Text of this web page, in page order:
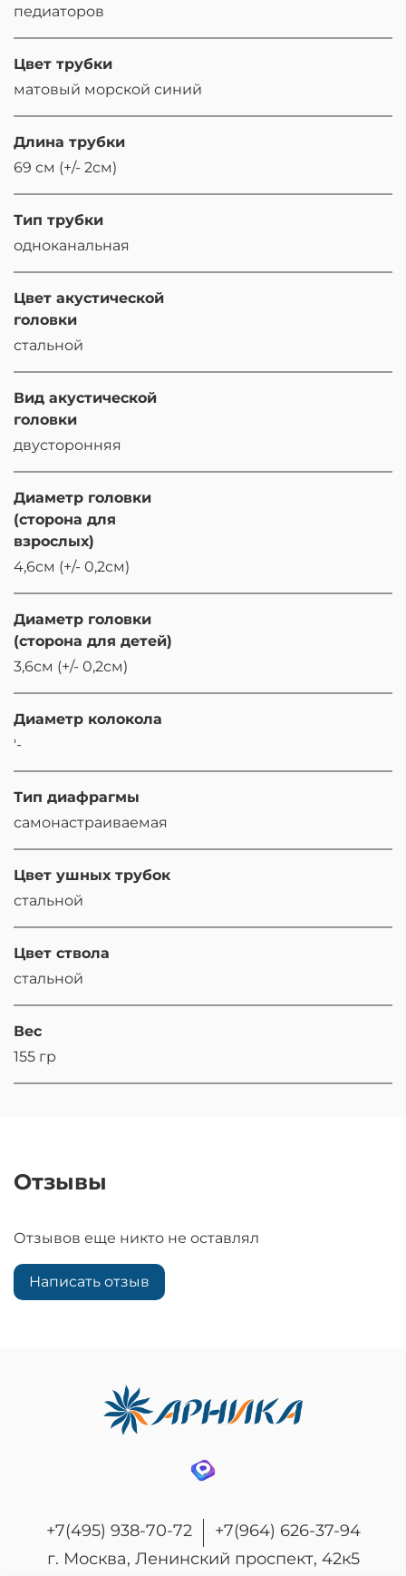
педиаторов
Цвет трубки
матовый морской синий
Длина трубки
69 см (+/- 2см)
Тип трубки
одноканальная
Цвет акустической
головки
стальной
Вид акустической
головки
двусторонняя
Диаметр головки
(сторона для
взрослых)
4,6см (+/- 0,2см)
Диаметр головки
(сторона для детей)
3,6см (+/- 0,2см)
Диаметр колокола
'-
Тип диафрагмы
самонастраиваемая
Цвет ушных трубок
стальной
Цвет ствола
стальной
Вес
155 гр
Отзывы
Отзывов еще никто не оставлял
Написать отзыв
+7(495) 938-70-72
+7(964) 626-37-94
г. Москва, Ленинский проспект, 42к5